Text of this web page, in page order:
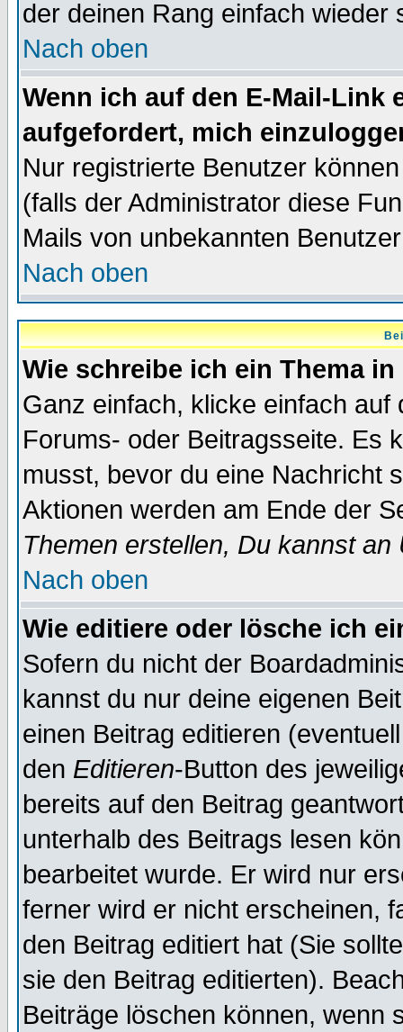
der deinen Rang einfach wieder
Nach oben
Wenn ich auf den E-Mail-Link
aufgefordert, mich
Nur registrierte Benutzer
(falls der Administrator diese
Mails von unbekannten
Nach oben
Wie schreibe ich ein Thema
Ganz einfach, klicke einfach
Forums- oder Beitragsseite. Es
musst, bevor du eine Nachricht
Aktionen werden am Ende der
Themen erstellen, Du kannst
Nach oben
Wie editiere oder lösche ich
Sofern du nicht der
kannst du nur deine eigenen
einen Beitrag editieren
den Editieren-Button des
bereits auf den Beitrag
unterhalb des Beitrags lesen
bearbeitet wurde. Er wird nur
ferner wird er nicht erscheinen,
den Beitrag editiert hat (Sie
sie den Beitrag editierten).
Beiträge löschen können, wenn